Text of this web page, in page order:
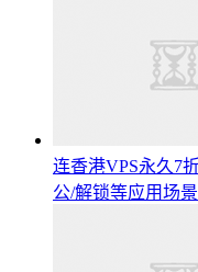
连香港VPS永久7
公/解锁等应用场景